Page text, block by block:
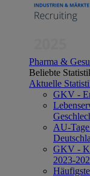
Pharma &
Beliebte
Aktuelle
GKV -
AU-
GKV -
2023-